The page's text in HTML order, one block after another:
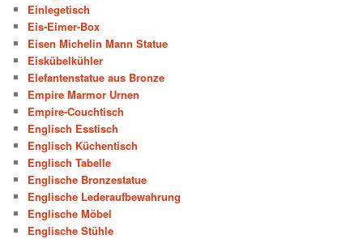
Einlegetisch
Eis-Eimer-Box
Eisen Michelin Mann Statue
Eiskübelkühler
Elefantenstatue aus Bronze
Empire Marmor Urnen
Empire-Couchtisch
Englisch Esstisch
Englisch Küchentisch
Englisch Tabelle
Englische Bronzestatue
Englische Lederaufbewahrung
Englische Möbel
Englische Stühle